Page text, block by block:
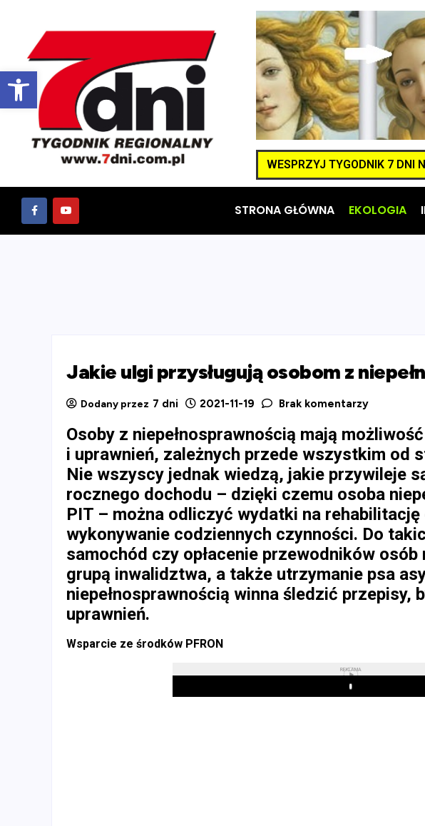
Otwórz pasek narzędzi
WESPRZYJ TYGODNIK 7 DNI
STRONA GŁÓWNA EKOLOGIA
Jakie ulgi przysługują osobom z
Dodany przez 7 dni 2021-11-19 Brak komentarzy
Osoby z niepełnosprawnością mają
i uprawnień, zależnych przede wszystkim od
Nie wszyscy jednak wiedzą, jakie przywileje
rocznego dochodu – dzięki czemu osoba
PIT – można odliczyć wydatki na
wykonywanie codziennych czynności. Do
samochód czy opłacenie przewodników
grupą inwalidztwa, a także utrzymanie psa
niepełnosprawnością winna śledzić przepisy,
uprawnień.
Wsparcie ze środków PFRON
REKLAMA
Play